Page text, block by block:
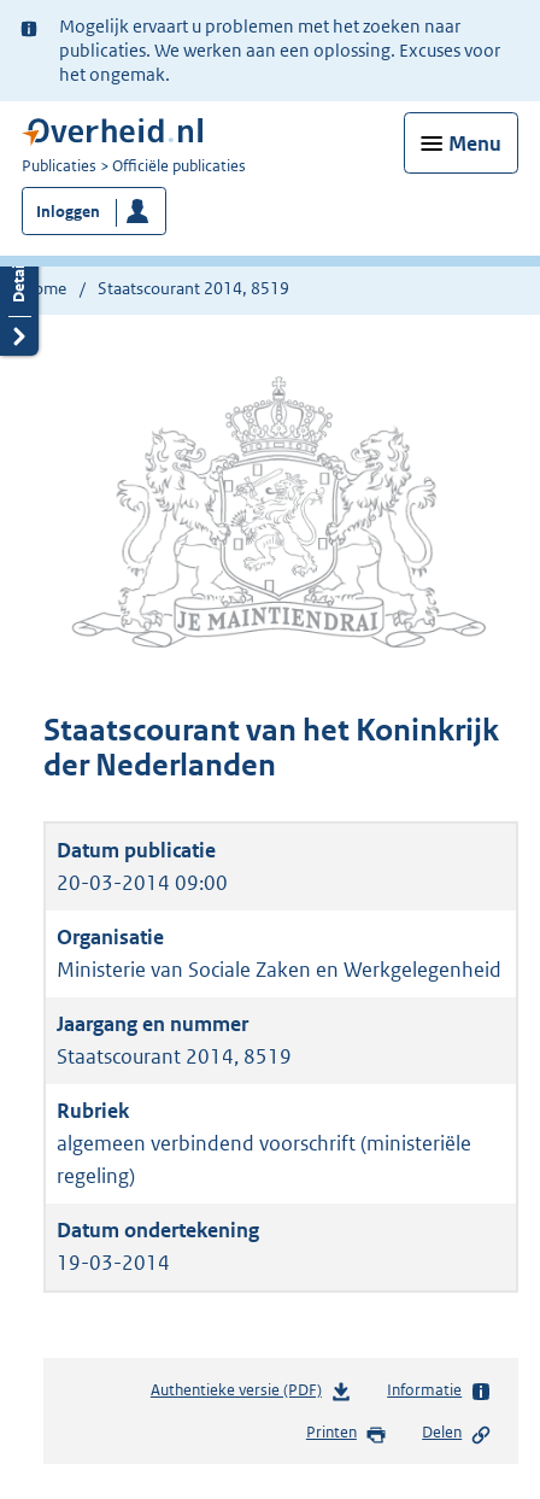
Ter
informatie:
Mogelijk ervaart u problemen met het zoeken naar
publicaties. We werken aan een oplossing. Excuses voor
het ongemak.
Menu
U
bent
nu
hier:
Publicaties Officiële publicaties
Inloggen
Home Staatscourant 2014, 8519
Staatscourant van het Koninkrijk
der Nederlanden
20-03-2014 09:00
Ministerie van Sociale Zaken en Werkgelegenheid
Staatscourant 2014, 8519
algemeen verbindend voorschrift (ministeriële
regeling)
19-03-2014
Authentieke versie (PDF)b
s
Informatie
Printen Delen